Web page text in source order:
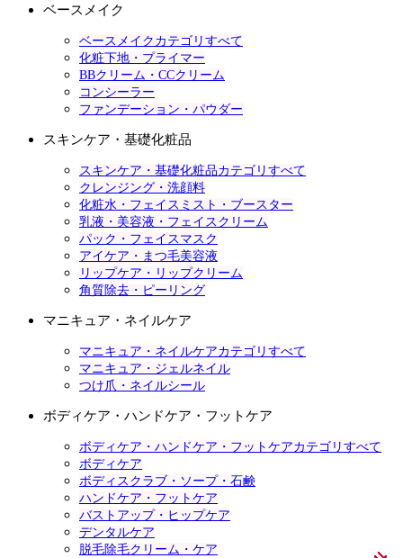
ベースメイク
ベースメイクカテゴリすべて
化粧下地・プライマー
BBクリーム・CCクリーム
コンシーラー
ファンデーション・パウダー
スキンケア・基礎化粧品
スキンケア・基礎化粧品カテゴリすべて
クレンジング・洗顔料
化粧水・フェイスミスト・ブースター
乳液・美容液・フェイスクリーム
パック・フェイスマスク
アイケア・まつ毛美容液
リップケア・リップクリーム
角質除去・ピーリング
マニキュア・ネイルケア
マニキュア・ネイルケアカテゴリすべて
マニキュア・ジェルネイル
つけ爪・ネイルシール
ボディケア・ハンドケア・フットケア
ボディケア・ハンドケア・フットケアカテゴリすべて
ボディケア
ボディスクラブ・ソープ・石鹸
ハンドケア・フットケア
バストアップ・ヒップケア
デンタルケア
脱毛除毛クリーム・ケア